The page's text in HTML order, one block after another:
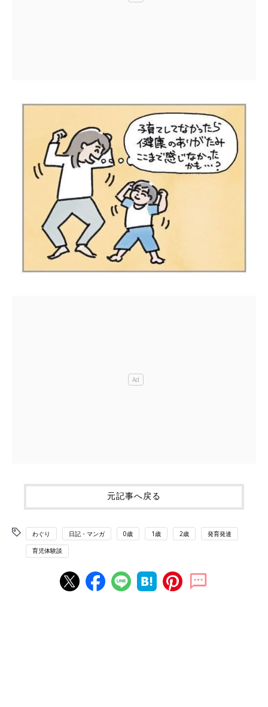
元記事へ戻る
わぐり 日記・マンガ 0歳 1歳 2歳 発育発達
育児体験談